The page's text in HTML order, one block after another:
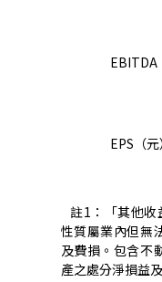
EBITDA
EPS （元）
註1 ：「其他
性質屬業內但無
及費損。包含不
產之處分淨損益